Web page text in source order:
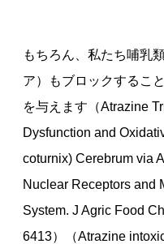
もちろん、私たち哺乳
ア）もブロックするこ
を与えます（Atrazine
Dysfunction and
coturnix) Cerebrum via
Nuclear Receptors and
System. J Agric Food
6413）（Atrazine